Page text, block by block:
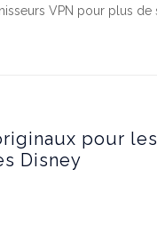
VPN pour plus
pour les
Disney